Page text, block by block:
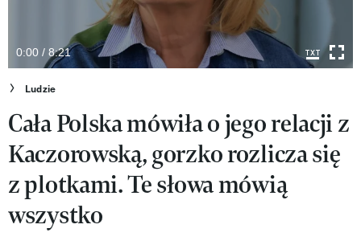
Kultura
Wideo
Nasze akcje
VIVA!ART
VIVA!MODA
VIVA!LIFESTYLE
0:00 / 8:21
Ludzie
Cała Polska mówiła o jego relacji z
Kaczorowską, gorzko rozlicza się
z plotkami. Te słowa mówią
wszystko